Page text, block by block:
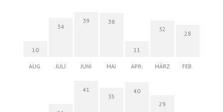
10
AUG.
34
JULI
39
JUNI
38
MAI
11
APR.
32
MÄRZ
28
FEB.
41
35
40
29